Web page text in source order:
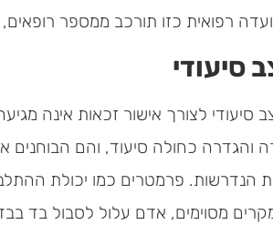
רפואית כזו תורכב ממספר
סיעודי
לצורך אישור זכאות אינה
והגדרה כחולה סיעוד, והם הבוחנים
הנדרשות. פרמטרים כמו יכולת
מסוימים, אדם עלול לסבול בד